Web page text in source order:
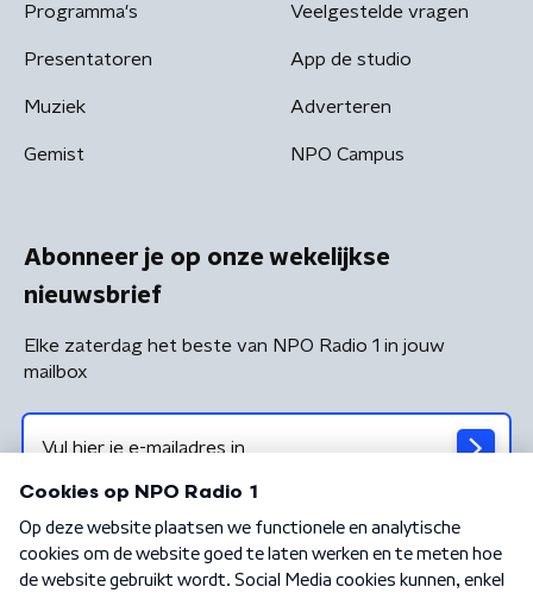
Programma's
Presentatoren
Muziek
Gemist
Veelgestelde vragen
App de studio
Adverteren
NPO Campus
Abonneer je op onze wekelijkse
nieuwsbrief
Elke zaterdag het beste van NPO Radio 1 in jouw
mailbox